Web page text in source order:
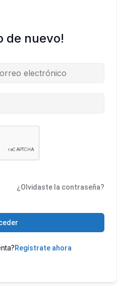
de nuevo!
¿Olvidaste la contraseña?
Regístrate ahora